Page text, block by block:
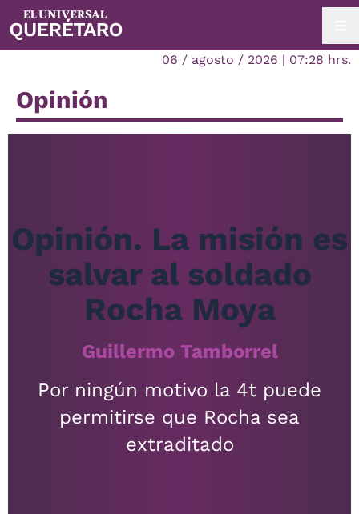
06 / agosto / 2026 | 07:28 hrs.
Opinión
Opinión. La misión es
salvar al soldado
Rocha Moya
Guillermo Tamborrel
Por ningún motivo la 4t puede
permitirse que Rocha sea
extraditado